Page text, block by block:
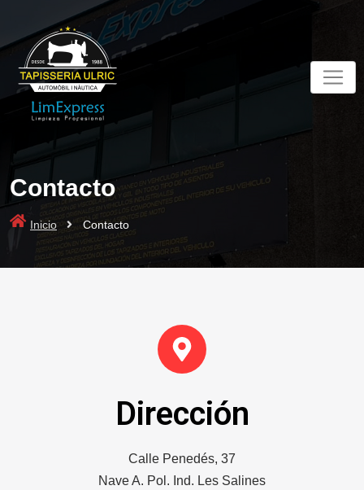
Contacto
Inicio Contacto
Dirección
Calle Penedés, 37
Nave A. Pol. Ind. Les Salines